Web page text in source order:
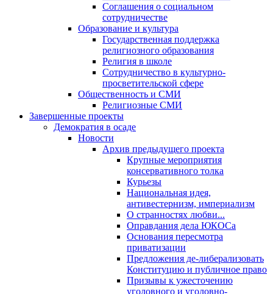
Соглашения о социальном
сотрудничестве
Образование и культура
Государственная поддержка
религиозного образования
Религия в школе
Сотрудничество в культурно-
просветительской сфере
Общественность и СМИ
Религиозные СМИ
Завершенные проекты
Демократия в осаде
Новости
Архив предыдущего проекта
Крупные мероприятия
консервативного толка
Курьезы
Национальная идея,
антивестернизм, империализм
О странностях любви...
Оправдания дела ЮКОСа
Основания пересмотра
приватизации
Предложения де-либерализовать
Конституцию и публичное право
Призывы к ужесточению
уголовного и уголовно-